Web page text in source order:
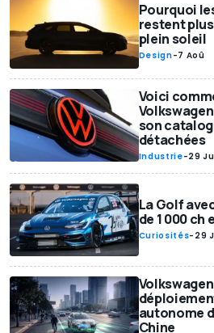
Pourquoi
restent
plein soleil
Design-7 Aoû
Voici
son
détachées
Industrie-29
La Golf
de 1 000 ch
Curiosités- 29
autonome
Chine